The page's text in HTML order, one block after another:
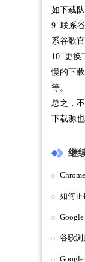
如下载
9. 联系
系谷歌
10. 更换
慢的下
等。
总之，
下载源也
继
如何正
谷歌浏